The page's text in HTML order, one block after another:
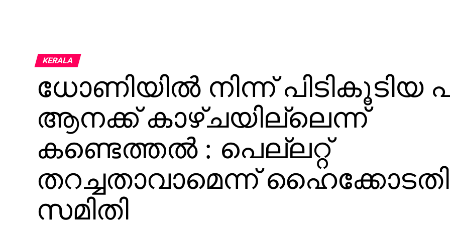
KERALA
ധോണിയിൽ നിന്ന് പിടികൂടിയ
ആനക്ക് കാഴ്ചയില്ലെന്ന്
കണ്ടെത്തൽ : പെല്ലറ്റ്
തറച്ചതാവാമെന്ന് ഹൈക്കോടതി
സമിതി